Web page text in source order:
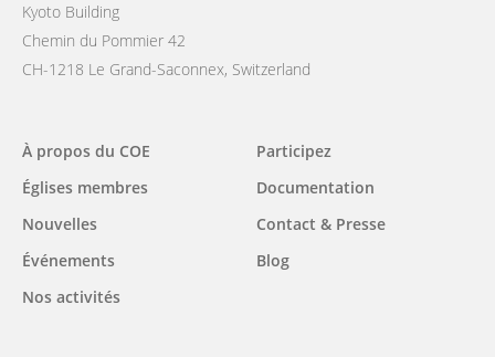
Kyoto Building
Chemin du Pommier 42
CH-1218 Le Grand-Saconnex, Switzerland
Main
navigation
À propos du COE
Églises membres
Nouvelles
Événements
Nos activités
Participez
Documentation
Contact & Presse
Blog